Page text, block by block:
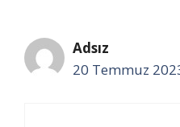
Adsız
20 Temmuz